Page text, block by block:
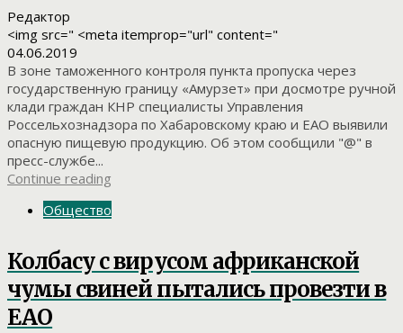
Редактор
<img src=" <meta itemprop="url" content="
04.06.2019
В зоне таможенного контроля пункта пропуска через
государственную границу «Амурзет» при досмотре ручной
клади граждан КНР специалисты Управления
Россельхознадзора по Хабаровскому краю и ЕАО выявили
опасную пищевую продукцию. Об этом сообщили "@" в
пресс-службе...
Continue reading
Общество
Колбасу с вирусом африканской
чумы свиней пытались провезти в
ЕАО